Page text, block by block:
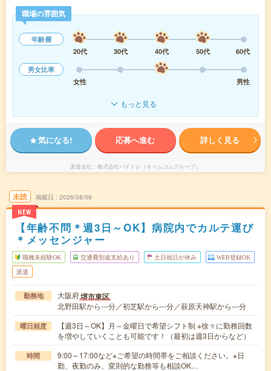
職場の雰囲気
年齢層
20代
30代 40代 50代
60代
男女比率
女性
男性
もっと見る
気になる! 応募へ進む 詳しく見る
派遣会社 株式会社バイトレ（キャムコムグループ）
未読
NEW
掲載日 2026/08/06
【年齢不問＊週3日～OK】病院内でカルテ運び
＊メッセンジャー
職種未経験OK 交通費別途支給あり 土日祝日が休み WEB登録OK
派遣
勤務地 大阪府堺市東区
北野田駅から---分／初芝駅から---分／萩原天神駅から---分
曜日頻度
【週3日～OK】月～金曜日で希望シフト制 ※徐々に勤務回数
を増やしていくことも可能です！（最初は週3日からなど）
時間
9:00～17:00など※ご希望の時間帯をご相談ください。※日
勤、夜勤のみ、変則的な勤務等も相談OK…